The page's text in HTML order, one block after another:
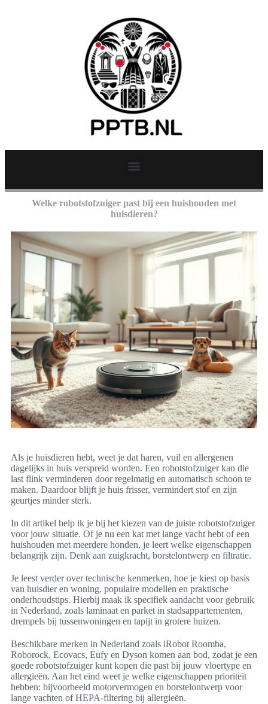
Welke robotstofzuiger past bij een huishouden met
huisdieren?
Als je huisdieren hebt, weet je dat haren, vuil en allergenen
dagelijks in huis verspreid worden. Een robotstofzuiger kan die
last flink verminderen door regelmatig en automatisch schoon te
maken. Daardoor blijft je huis frisser, vermindert stof en zijn
geurtjes minder sterk.
In dit artikel help ik je bij het kiezen van de juiste robotstofzuiger
voor jouw situatie. Of je nu een kat met lange vacht hebt of een
huishouden met meerdere honden, je leert welke eigenschappen
belangrijk zijn. Denk aan zuigkracht, borstelontwerp en filtratie.
Je leest verder over technische kenmerken, hoe je kiest op basis
van huisdier en woning, populaire modellen en praktische
onderhoudstips. Hierbij maak ik specifiek aandacht voor gebruik
in Nederland, zoals laminaat en parket in stadsappartementen,
drempels bij tussenwoningen en tapijt in grotere huizen.
Beschikbare merken in Nederland zoals iRobot Roomba,
Roborock, Ecovacs, Eufy en Dyson komen aan bod, zodat je een
goede robotstofzuiger kunt kopen die past bij jouw vloertype en
allergieën. Aan het eind weet je welke eigenschappen prioriteit
hebben: bijvoorbeeld motorvermogen en borstelontwerp voor
lange vachten of HEPA-filtering bij allergieën.